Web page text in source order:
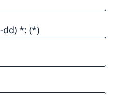
dd) *: